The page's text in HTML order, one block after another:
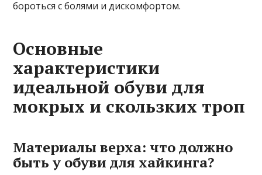
бороться с болями и дискомфортом.
Основные
характеристики
идеальной обуви для
мокрых и скользких троп
Материалы верха: что должно
быть у обуви для хайкинга?